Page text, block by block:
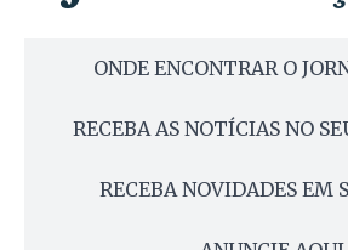
ONDE ENCONTRAR O
RECEBA AS NOTÍCIAS NO
RECEBA NOVIDADES EM